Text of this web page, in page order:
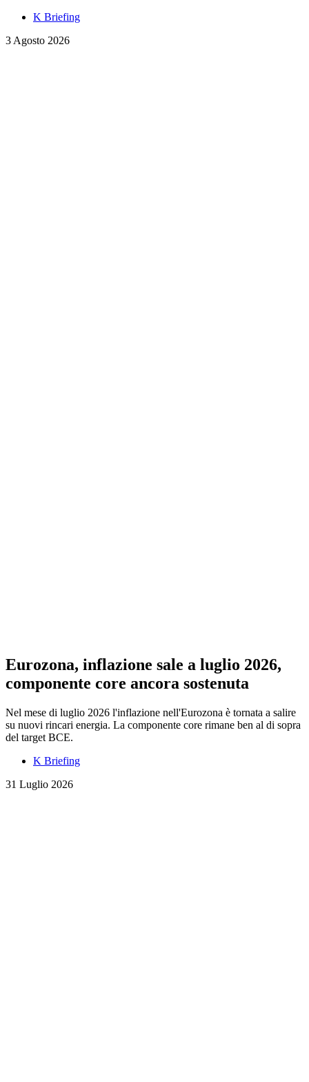
K Briefing
3 Agosto 2026
Eurozona, inflazione sale a luglio 2026,
componente core ancora sostenuta
Nel mese di luglio 2026 l'inflazione nell'Eurozona è tornata a salire
su nuovi rincari energia. La componente core rimane ben al di sopra
del target BCE.
K Briefing
31 Luglio 2026